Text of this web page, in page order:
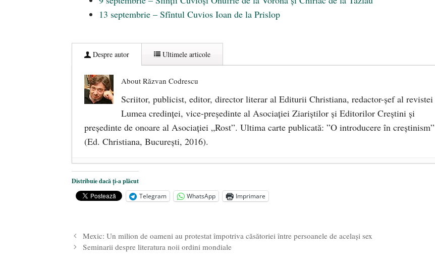
13 septembrie – Sfîntul Cuvios Ioan de la Prislop
Despre autor Ultimele articole
About Răzvan Codrescu
Scriitor, publicist, editor, director literar al Editurii Christiana, redactor-şef al revistei
Lumea credinţei, vice-preşedinte al Asociaţiei Ziariştilor şi Editorilor Creştini şi
preşedinte de onoare al Asociaţiei „Rost”. Ultima carte publicată: ”O introducere în creștinism”
(Ed. Christiana, Bucureşti, 2016).
DANA KONYA-PETRIȘOR, ÎNTRU VEȘNICĂ POMENIRE
ÎNĂLȚATU-S-A! - 28 mai 2020
Sic credo – Francisco Franco (1892-1975) - 25 octombrie 2019
Distribuie dacă ți-a plăcut
Telegram
WhatsApp Imprimare
Mexic: Un milion de oameni au protestat împotriva căsătoriei între persoanele de același sex
Seminarii despre literatura noii ordini mondiale